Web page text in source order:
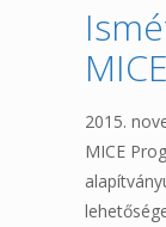
2015.
MICE